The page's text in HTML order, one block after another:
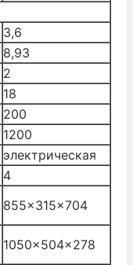
3,6
8,93
2
18
200
1200
электрическая
4
855x315x704
1050x504x278